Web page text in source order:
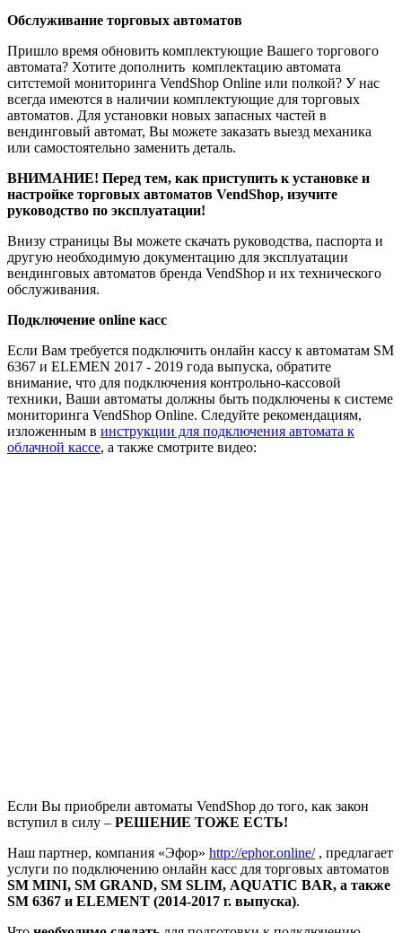
Обслуживание торговых автоматов
Пришло время обновить комплектующие Вашего торгового
автомата? Хотите дополнить комплектацию автомата
ситстемой мониторинга VendShop Online или полкой? У нас
всегда имеются в наличии комплектующие для торговых
автоматов. Для установки новых запасных частей в
вендинговый автомат, Вы можете заказать выезд механика
или самостоятельно заменить деталь.
ВНИМАНИЕ! Перед тем, как приступить к установке и
настройке торговых автоматов VendShop, изучите
руководство по эксплуатации!
Внизу страницы Вы можете скачать руководства, паспорта и
другую необходимую документацию для эксплуатации
вендинговых автоматов бренда VendShop и их технического
обслуживания.
Подключение online касс
Если Вам требуется подключить онлайн кассу к автоматам SM
6367 и ELEMEN 2017 - 2019 года выпуска, обратите
внимание, что для подключения контрольно-кассовой
техники, Ваши автоматы должны быть подключены к системе
мониторинга VendShop Online. Следуйте рекомендациям,
изложенным в инструкции для подключения автомата к
облачной кассе, а также смотрите видео:
Если Вы приобрели автоматы VendShop до того, как закон
вступил в силу – РЕШЕНИЕ ТОЖЕ ЕСТЬ!
Наш партнер, компания «Эфор» http://ephor.online/, предлагает
услуги по подключению онлайн касс для торговых автоматов
SM MINI, SM GRAND, SM SLIM, AQUATIC BAR, а также
SM 6367 и ELEMENT (2014-2017 г. выпуска).